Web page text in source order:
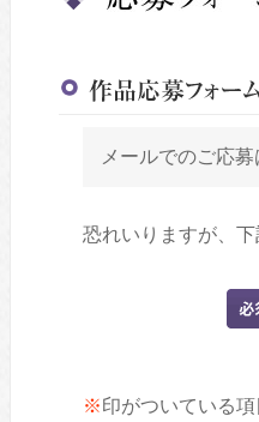
メールでのご応
恐れいりますが、
※印がついている